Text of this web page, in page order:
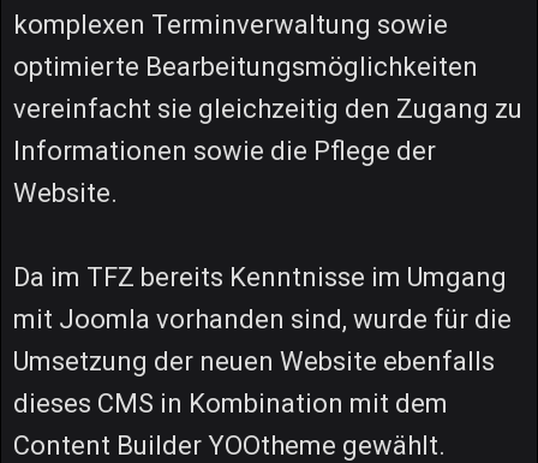
komplexen Terminverwaltung sowie
optimierte Bearbeitungsmöglichkeiten
vereinfacht sie gleichzeitig den Zugang zu
Informationen sowie die Pflege der
Website.
Da im TFZ bereits Kenntnisse im Umgang
mit Joomla vorhanden sind, wurde für die
Umsetzung der neuen Website ebenfalls
dieses CMS in Kombination mit dem
Content Builder YOOtheme gewählt.